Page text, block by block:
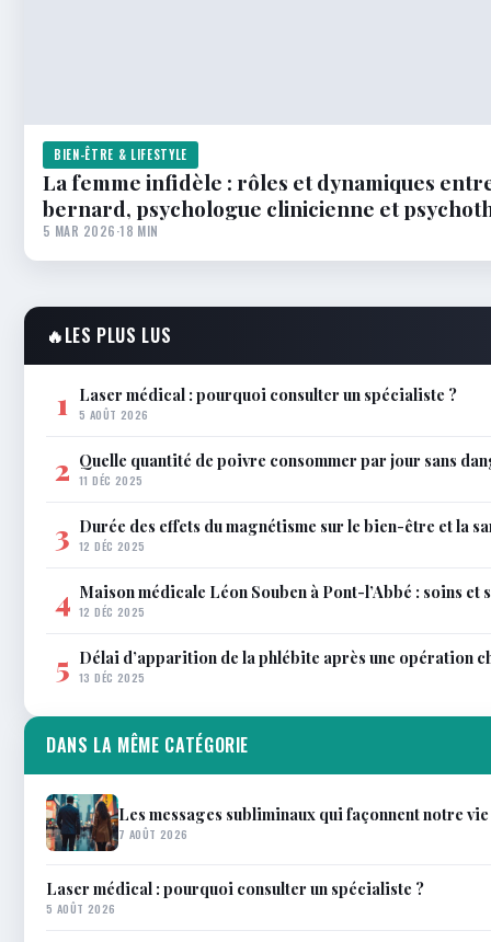
BIEN-ÊTRE & LIFESTYLE
La femme infidèle : rôles et dynamiques
bernard, psychologue clinicienne et
5 MAR 2026·18 MIN
🔥LES PLUS LUS
1 Laser médical : pourquoi consulter un spécialiste ?
5 AOÛT 2026
2 Quelle quantité de poivre consommer par jour sans
11 DÉC 2025
3 Durée des effets du magnétisme sur le bien-être et la
12 DÉC 2025
4 Maison médicale Léon Souben à Pont-l’Abbé : soins et
12 DÉC 2025
5 Délai d’apparition de la phlébite après une opération
13 DÉC 2025
DANS LA MÊME CATÉGORIE
Les messages subliminaux qui façonnent notre vie
7 AOÛT 2026
Laser médical : pourquoi consulter un spécialiste ?
5 AOÛT 2026